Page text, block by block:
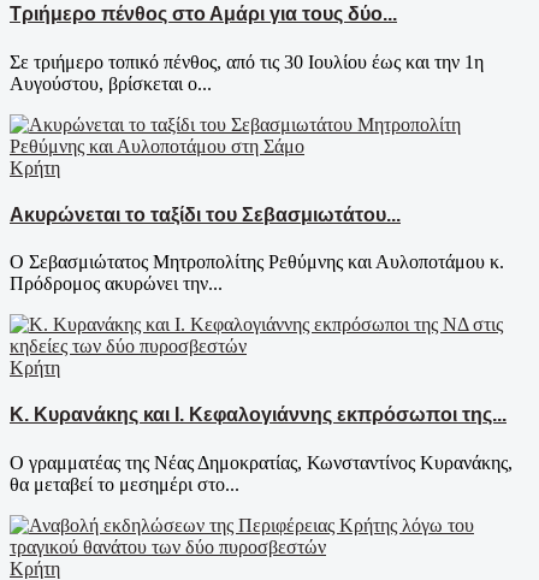
Τριήμερο πένθος στο Αμάρι για τους δύο...
Σε τριήμερο τοπικό πένθος, από τις 30 Ιουλίου έως και την 1η
Αυγούστου, βρίσκεται ο...
Κρήτη
Ακυρώνεται το ταξίδι του Σεβασμιωτάτου...
Ο Σεβασμιώτατος Μητροπολίτης Ρεθύμνης και Αυλοποτάμου κ.
Πρόδρομος ακυρώνει την...
Κρήτη
Κ. Κυρανάκης και Ι. Κεφαλογιάννης εκπρόσωποι της...
Ο γραμματέας της Νέας Δημοκρατίας, Κωνσταντίνος Κυρανάκης,
θα μεταβεί το μεσημέρι στο...
Κρήτη